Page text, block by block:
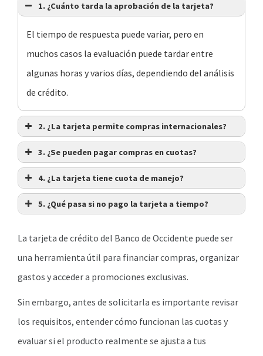
1. ¿Cuánto tarda la aprobación de la tarjeta?
El tiempo de respuesta puede variar, pero en
muchos casos la evaluación puede tardar entre
algunas horas y varios días, dependiendo del análisis
de crédito.
2. ¿La tarjeta permite compras internacionales?
3. ¿Se pueden pagar compras en cuotas?
4. ¿La tarjeta tiene cuota de manejo?
5. ¿Qué pasa si no pago la tarjeta a tiempo?
La tarjeta de crédito del Banco de Occidente puede ser
una herramienta útil para financiar compras, organizar
gastos y acceder a promociones exclusivas.
Sin embargo, antes de solicitarla es importante revisar
los requisitos, entender cómo funcionan las cuotas y
evaluar si el producto realmente se ajusta a tus